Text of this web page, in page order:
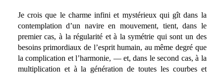
Je crois que le charme infini et mystérieux qui gît dans la
contemplation d’un navire en mouvement, tient, dans le
premier cas, à la régularité et à la symétrie qui sont un des
besoins primordiaux de l’esprit humain, au même degré que
la complication et l’harmonie, — et, dans le second cas, à la
multiplication et à la génération de toutes les courbes et